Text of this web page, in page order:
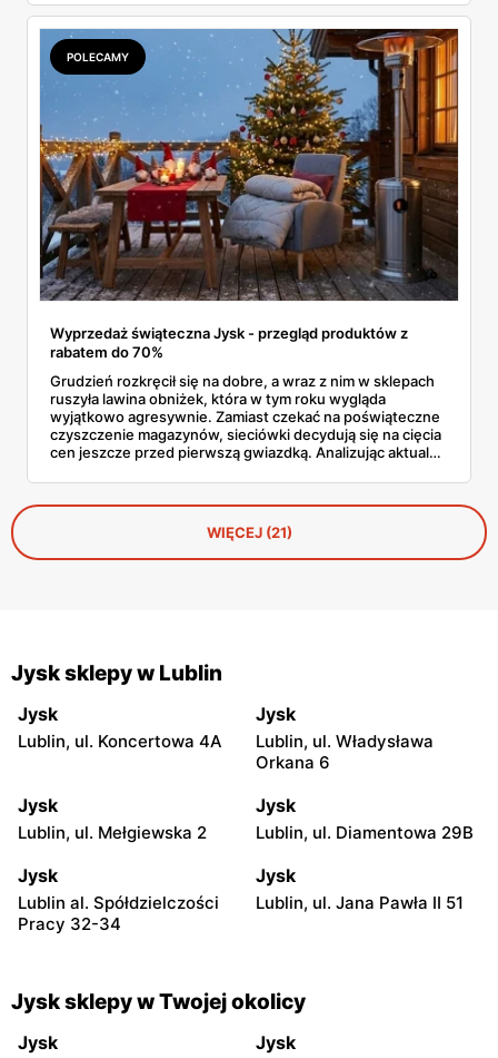
sklecony namiot? W blokowej sypialni liczy się każdy
centymetr, każda złotówka i każdy pomysł na sprytne
rozwiązanie.
POLECAMY
Wyprzedaż świąteczna Jysk - przegląd produktów z
rabatem do 70%
Grudzień rozkręcił się na dobre, a wraz z nim w sklepach
ruszyła lawina obniżek, która w tym roku wygląda
wyjątkowo agresywnie. Zamiast czekać na poświąteczne
czyszczenie magazynów, sieciówki decydują się na cięcia
cen jeszcze przed pierwszą gwiazdką. Analizując aktualne
oferując produkty z rabatami sięgającymi głębokich
kilkudziesięciu procent. To doskonały moment, by
uzupełnić braki w dekoracjach lub wymienić wysłużony
materac, nie rujnując przy tym domowego budżetu tuż
przed wizytą gości.
WIĘCEJ (21)
Jysk sklepy w Lublin
Jysk
Lublin, ul. Koncertowa 4A
Jysk
Lublin, ul. Władysława
Orkana 6
Jysk
Lublin, ul. Mełgiewska 2
Jysk
Lublin, ul. Diamentowa 29B
Jysk
Lublin al. Spółdzielczości
Pracy 32-34
Jysk
Lublin, ul. Jana Pawła II 51
Jysk sklepy w Twojej okolicy
Jysk Jysk